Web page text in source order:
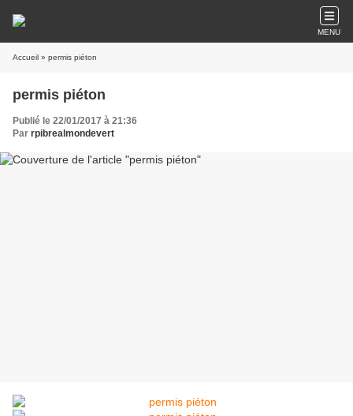
MENU
Accueil » permis piéton
permis piéton
Publié le 22/01/2017 à 21:36
Par rpibrealmondevert